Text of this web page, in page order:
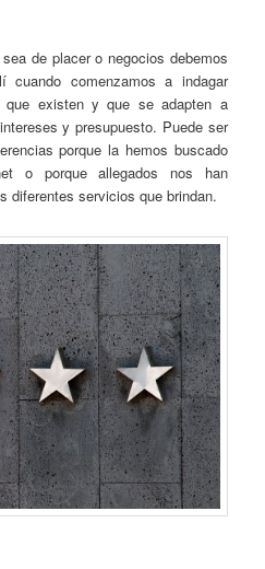
de placer o negocios debemos
cuando comenzamos a indagar
que existen y que se adapten a
y presupuesto. Puede ser
porque la hemos buscado
o porque allegados nos han
diferentes servicios que brindan.